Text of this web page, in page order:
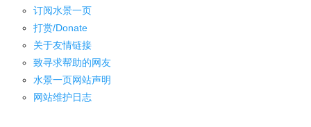
订阅水景一页
打赏/Donate
关于友情链接
致寻求帮助的网友
水景一页网站声明
网站维护日志